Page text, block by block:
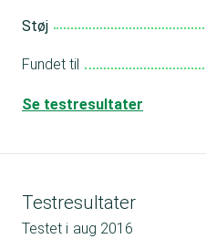
Støj
Fundet til
Se testresultater
Testresultater
Testet i aug 2016